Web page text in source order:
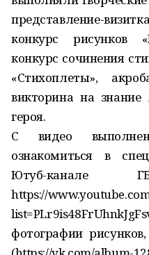
представление-
конкурс рисунков
конкурс сочинения
«Стихоплеты»,
викторина на знание
героя.
С видео
ознакомиться в
Ютуб-
https://
фотографии